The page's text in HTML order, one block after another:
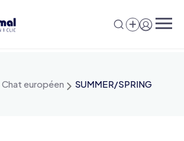
Chat européen SUMMER/SPRING